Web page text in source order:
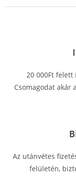
20 000Ft felett
Csomagodat akár
Az utánvétes
felületén,